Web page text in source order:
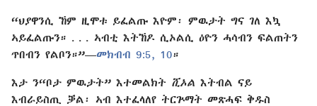
“ህያዋንሲ ኸም ዚሞቱ ይፈልጡ እዮም፡ ምዉታት ግና ገለ እኳ
ኣይፈልጡን። . . . ኣብቲ እትኸዶ ሲኦልሲ ዕዮን ሓሳብን ፍልጠትን
ጥበብን የልቦን።”—መክብብ 9:5, 10።
እታ ን“ቦታ ምዉታት” እተመልክት ሺኦል እትብል ናይ
እብራይስጢ ቓል፡ ኣብ እተፈላለየ ትርጕማት መጽሓፍ ቅዱስ